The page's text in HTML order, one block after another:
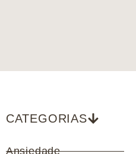
CATEGORIAS
Ansiedade